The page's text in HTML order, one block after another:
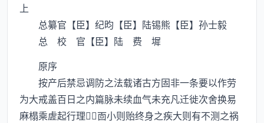
上
总纂官【臣】纪昀【臣】陆锡熊【臣】孙士毅
总 校 官【臣】陆 费 墀
原序
按产后禁忌调防之法载诸古方固非一条要以作劳
为大戒盖百日之内篇脉未续血气未充凡迁徙次舍换易
麻榻乘虗起行理靣小则贻终身之疾大则有不测之祸